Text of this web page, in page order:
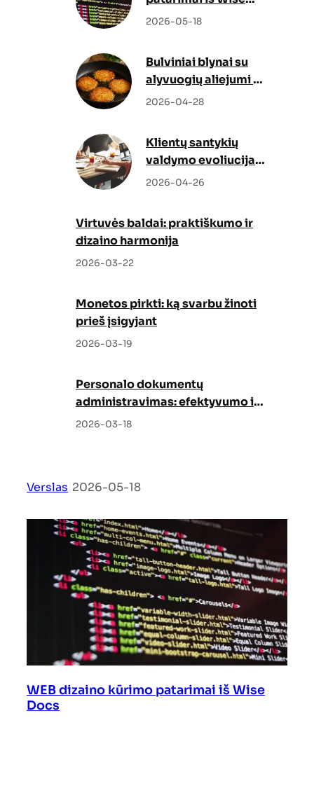
Docs
2026-05-18
Bulviniai blynai su
alyvuogių aliejumi –
netikėtas, bet
2026-04-28
Klientų santykių
valdymo evoliucija:
kaip Odoo CRM ir
strategiją
2026-04-26
Virtuvės baldai: praktiškumo ir
dizaino harmonija
2026-03-22
Monetos pirkti: ką svarbu žinoti
prieš įsigyjant
2026-03-19
Personalo dokumentų
administravimas: efektyvumo ir
tvarkos garantas
2026-03-18
Verslas 2026-05-18
WEB dizaino kūrimo patarimai iš Wise
Docs